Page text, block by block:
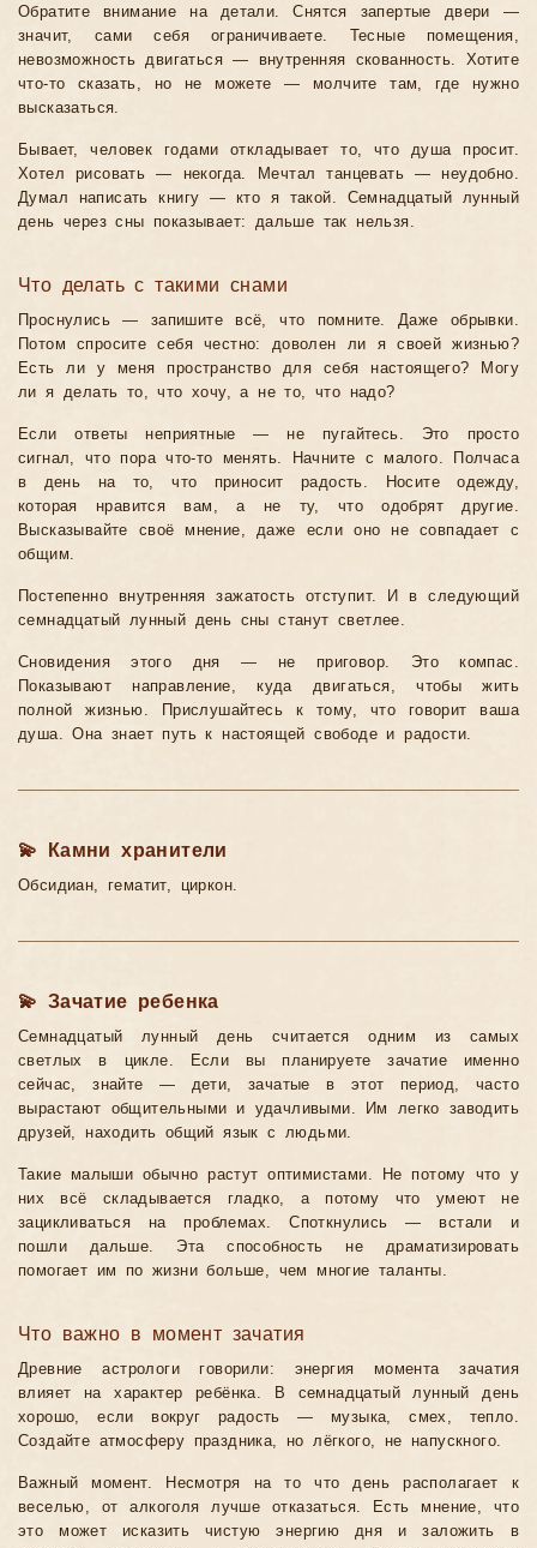
Обратите внимание на детали. Снятся запертые двери —
значит, сами себя ограничиваете. Тесные помещения,
невозможность двигаться — внутренняя скованность. Хотите
что-то сказать, но не можете — молчите там, где нужно
высказаться.
Бывает, человек годами откладывает то, что душа просит.
Хотел рисовать — некогда. Мечтал танцевать — неудобно.
Думал написать книгу — кто я такой. Семнадцатый лунный
день через сны показывает: дальше так нельзя.
Что делать с такими снами
Проснулись — запишите всё, что помните. Даже обрывки.
Потом спросите себя честно: доволен ли я своей жизнью?
Есть ли у меня пространство для себя настоящего? Могу
ли я делать то, что хочу, а не то, что надо?
Если ответы неприятные — не пугайтесь. Это просто
сигнал, что пора что-то менять. Начните с малого. Полчаса
в день на то, что приносит радость. Носите одежду,
которая нравится вам, а не ту, что одобрят другие.
Высказывайте своё мнение, даже если оно не совпадает с
общим.
Постепенно внутренняя зажатость отступит. И в следующий
семнадцатый лунный день сны станут светлее.
Сновидения этого дня — не приговор. Это компас.
Показывают направление, куда двигаться, чтобы жить
полной жизнью. Прислушайтесь к тому, что говорит ваша
душа. Она знает путь к настоящей свободе и радости.
💫 Камни хранители
Обсидиан, гематит, циркон.
💫 Зачатие ребенка
Семнадцатый лунный день считается одним из самых
светлых в цикле. Если вы планируете зачатие именно
сейчас, знайте — дети, зачатые в этот период, часто
вырастают общительными и удачливыми. Им легко заводить
друзей, находить общий язык с людьми.
Такие малыши обычно растут оптимистами. Не потому что у
них всё складывается гладко, а потому что умеют не
зацикливаться на проблемах. Споткнулись — встали и
пошли дальше. Эта способность не драматизировать
помогает им по жизни больше, чем многие таланты.
Что важно в момент зачатия
Древние астрологи говорили: энергия момента зачатия
влияет на характер ребёнка. В семнадцатый лунный день
хорошо, если вокруг радость — музыка, смех, тепло.
Создайте атмосферу праздника, но лёгкого, не напускного.
Важный момент. Несмотря на то что день располагает к
веселью, от алкоголя лучше отказаться. Есть мнение, что
это может исказить чистую энергию дня и заложить в